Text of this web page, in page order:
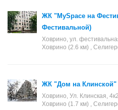
ЖК "MySpace на
Фестивальной)
Ховрино, ул.
Ховрино (2.6 км) ,
ЖК "Дом на Клинской"
Ховрино, Ул. Клинская,
Ховрино (1.7 км) ,